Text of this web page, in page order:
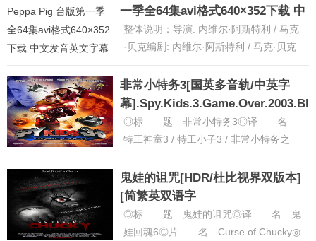
一季全64集avi格式640×352下载 中
文发音英文字幕
整体说明：导演: 内维尔·阿斯特利 / 马克
·贝克编剧: 内维尔·阿斯特利 / 马克·贝克
阿...... [详细]
非常小特务3[国英多音轨/中英字
幕
高清
◎标 题 非常小特务3◎译 名
特工神童3 / 特工小子3 / 非常小特务之
片 名 Spy K...... [详细]
鬼娃的诅咒[HDR/杜比视界双版本]
[简繁英双语字
幕
高清
◎标 题 鬼娃的诅咒◎译 名 鬼
娃回魂6◎片 名 Curse of Chucky◎